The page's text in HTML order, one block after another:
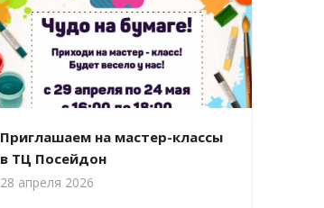
Приглашаем на мастер-классы
в ТЦ Посейдон
28 апреля 2026